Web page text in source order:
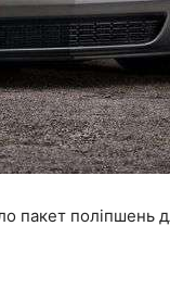
пакет поліпшень